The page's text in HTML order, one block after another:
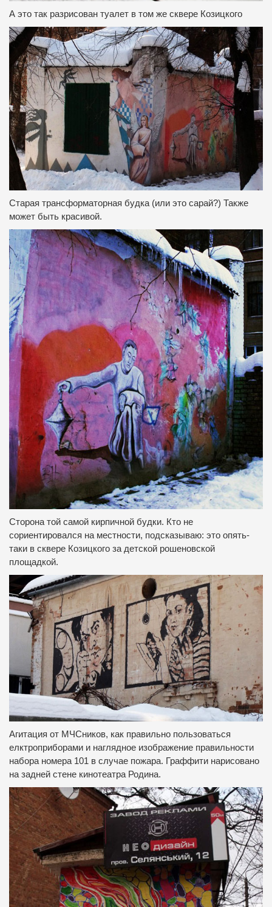
А это так разрисован туалет в том же сквере Козицкого
Старая трансформаторная будка (или это сарай?) Также
может быть красивой.
Сторона той самой кирпичной будки. Кто не
сориентировался на местности, подсказываю: это опять-
таки в сквере Козицкого за детской рошеновской
площадкой.
Агитация от МЧСников, как правильно пользоваться
елктроприборами и наглядное изображение правильности
набора номера 101 в случае пожара. Граффити нарисовано
на задней стене кинотеатра Родина.